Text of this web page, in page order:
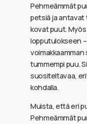
Pehmeämmät
petsiä ja antavat
kovat puut.
lopputulokseen
tummempi puu.
suositeltavaa,
kohdalla.
Muista, että eri
Pehmeämmät